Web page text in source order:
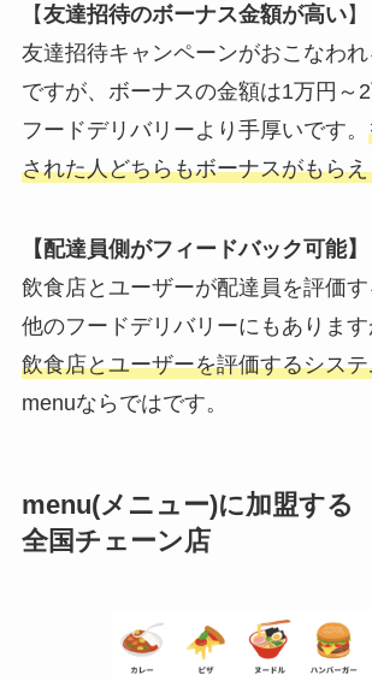
【友達招待のボーナス金額が高い】
友達招待キャンペーンがおこなわ
ですが、ボーナスの金額は1万円～
フードデリバリーより手厚いです。
された人どちらもボーナスがもら
【配達員側がフィードバック可能】
飲食店とユーザーが配達員を評価
他のフードデリバリーにもあります
飲食店とユーザーを評価するシス
menuならではです。
menu(メニュー)に加盟する
全国チェーン店